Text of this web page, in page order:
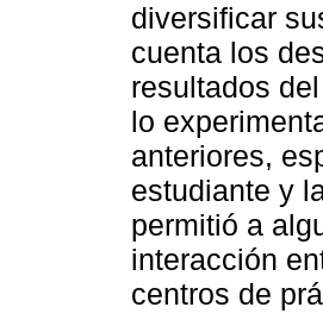
diversificar
cuenta los
resultados
lo
anteriores,
estudiante y
permitió a
interacción
centros de